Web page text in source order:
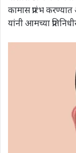
कामास प्रारंभ
यांनी आमच्या